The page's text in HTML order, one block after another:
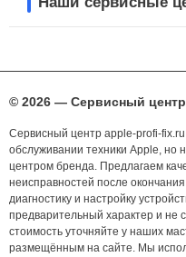
© 2026 — Сервисный
Сервисный центр apple-profi-
обслуживании техники Apple,
центром бренда. Предлагаем
неисправностей после
диагностику и настройку
предварительный характер и
стоимость уточняйте у наших
размещённым на сайте. Мы